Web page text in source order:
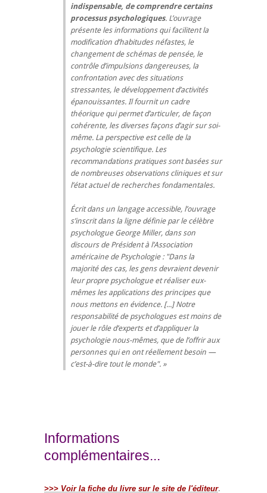
indispensable, de comprendre certains
processus psychologiques. L’ouvrage
présente les informations qui facilitent la
modification d’habitudes néfastes, le
changement de schémas de pensée, le
contrôle d’impulsions dangereuses, la
confrontation avec des situations
stressantes, le développement d’activités
épanouissantes. Il fournit un cadre
théorique qui permet d’articuler, de façon
cohérente, les diverses façons d’agir sur soi-
même. La perspective est celle de la
psychologie scientifique. Les
recommandations pratiques sont basées sur
de nombreuses observations cliniques et sur
l’état actuel de recherches fondamentales.
Écrit dans un langage accessible, l’ouvrage
s’inscrit dans la ligne définie par le célèbre
psychologue George Miller, dans son
discours de Président à l’Association
américaine de Psychologie : "Dans la
majorité des cas, les gens devraient devenir
leur propre psychologue et réaliser eux-
mêmes les applications des principes que
nous mettons en évidence. [...] Notre
responsabilité de psychologues est moins de
jouer le rôle d’experts et d’appliquer la
psychologie nous-mêmes, que de l’offrir aux
personnes qui en ont réellement besoin —
c’est-à-dire tout le monde".
Informations
complémentaires...
>>> Voir la fiche du livre sur le site de l'éditeur.